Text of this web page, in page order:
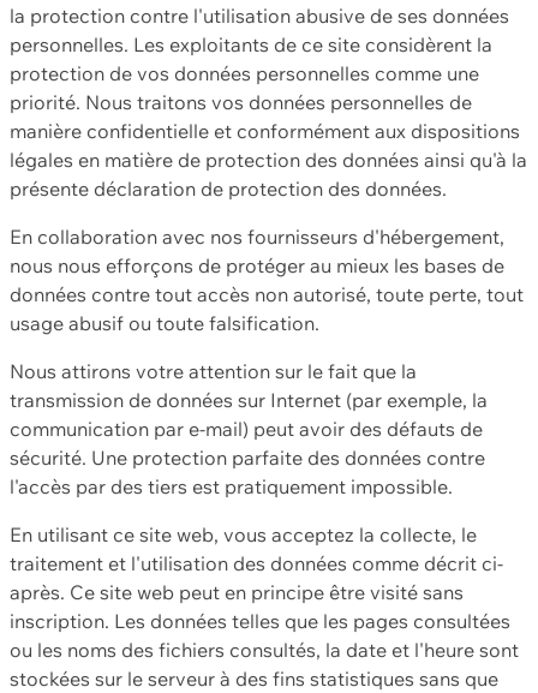
la protection contre l'utilisation abusive de ses données
personnelles. Les exploitants de ce site considèrent la
protection de vos données personnelles comme une
priorité. Nous traitons vos données personnelles de
manière confidentielle et conformément aux dispositions
légales en matière de protection des données ainsi qu'à la
présente déclaration de protection des données.
En collaboration avec nos fournisseurs d'hébergement,
nous nous efforçons de protéger au mieux les bases de
données contre tout accès non autorisé, toute perte, tout
usage abusif ou toute falsification.
Nous attirons votre attention sur le fait que la
transmission de données sur Internet (par exemple, la
communication par e-mail) peut avoir des défauts de
sécurité. Une protection parfaite des données contre
l'accès par des tiers est pratiquement impossible.
En utilisant ce site web, vous acceptez la collecte, le
traitement et l'utilisation des données comme décrit ci-
après. Ce site web peut en principe être visité sans
inscription. Les données telles que les pages consultées
ou les noms des fichiers consultés, la date et l'heure sont
stockées sur le serveur à des fins statistiques sans que